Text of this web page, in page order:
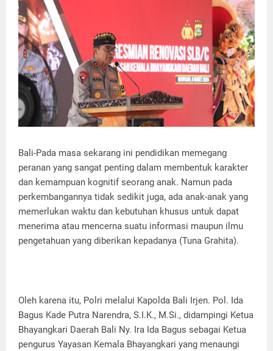
Bali-Pada masa sekarang ini pendidikan memegang
peranan yang sangat penting dalam membentuk karakter
dan kemampuan kognitif seorang anak. Namun pada
perkembangannya tidak sedikit juga, ada anak-anak yang
memerlukan waktu dan kebutuhan khusus untuk dapat
menerima atau mencerna suatu informasi maupun ilmu
pengetahuan yang diberikan kepadanya (Tuna Grahita).
Oleh karena itu, Polri melalui Kapolda Bali Irjen. Pol. Ida
Bagus Kade Putra Narendra, S.I.K., M.Si., didampingi Ketua
Bhayangkari Daerah Bali Ny. Ira Ida Bagus sebagai Ketua
pengurus Yayasan Kemala Bhayangkari yang menaungi